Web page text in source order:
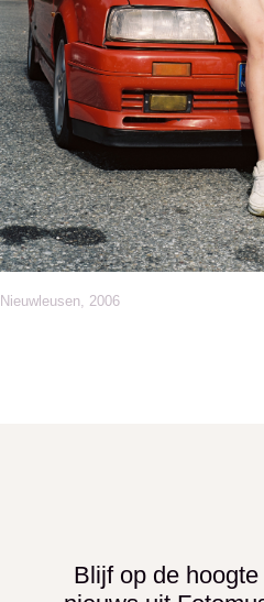
Nieuwleusen, 2006
Blijf op de